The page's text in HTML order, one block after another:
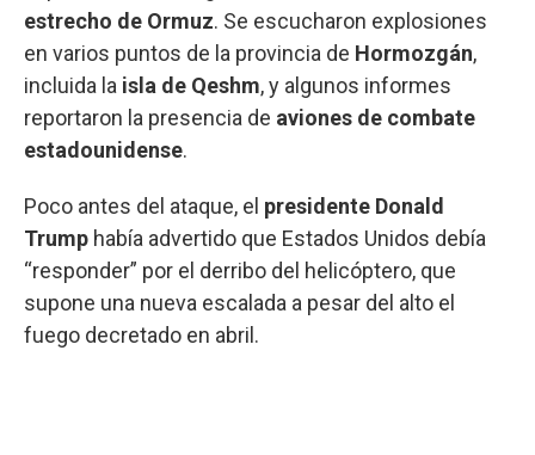
estrecho de Ormuz. Se escucharon explosiones
en varios puntos de la provincia de Hormozgán,
incluida la isla de Qeshm, y algunos informes
reportaron la presencia de aviones de combate
estadounidense.
Poco antes del ataque, el presidente Donald
Trump había advertido que Estados Unidos debía
“responder” por el derribo del helicóptero, que
supone una nueva escalada a pesar del alto el
fuego decretado en abril.